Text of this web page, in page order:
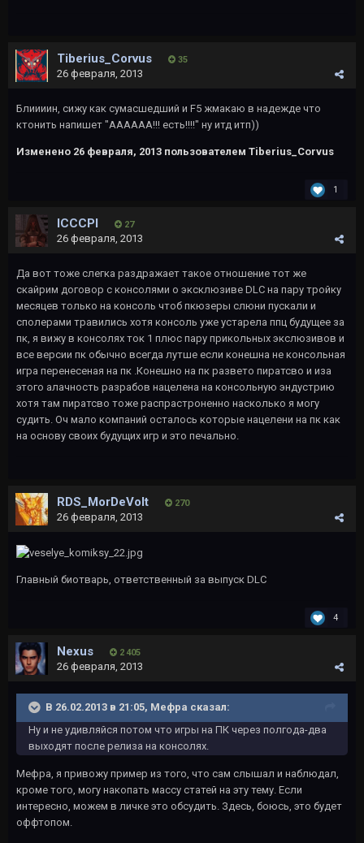
Tiberius_Corvus 35
26 февраля, 2013
Блиииин, сижу как сумасшедший и F5 жмакаю в надежде что
ктонить напишет "АААААА!!! есть!!!!" ну итд итп))
Изменено 26 февраля, 2013 пользователем Tiberius_Corvus
1
lCCCPl 27
26 февраля, 2013
Да вот тоже слегка раздражает такое отношение тот же
скайрим договор с консолями о эксклюзиве DLC на пару тройку
месяцев только на консоль чтоб пкюзеры слюни пускали и
сполерами травились хотя консоль уже устарела ппц будущее за
пк, я вижу в консолях ток 1 плюс пару прикольных экслюзивов и
все версии пк обычно всегда лутше если конешна не консольная
игра перенесеная на пк .Конешно на пк развето пиратсво и иза
этого алачность разрабов нацелена на консольную эндустрию
хотя там пиратсво тоже распрастроненно насколько я могу
судить. Оч мало компаний осталось которые нацелени на пк как
на основу своих будущих игр и это печально.
RDS_MorDeVolt 270
26 февраля, 2013
Главный биотварь, ответственный за выпуск DLC
4
Nexus 2 405
26 февраля, 2013
В 26.02.2013 в 21:05, Мефра сказал:
Ну и не удивляйся потом что игры на ПК через полгода-два
выходят после релиза на консолях.
Мефра, я привожу пример из того, что сам слышал и наблюдал,
кроме того, могу накопать массу статей на эту тему. Если
интересно, можем в личке это обсудить. Здесь, боюсь, это будет
оффтопом.